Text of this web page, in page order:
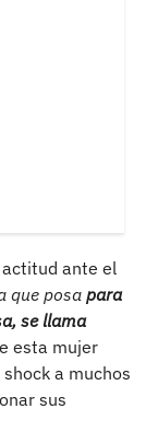
actitud ante el
que posapara
se llama
esta mujer
a muchos
sus